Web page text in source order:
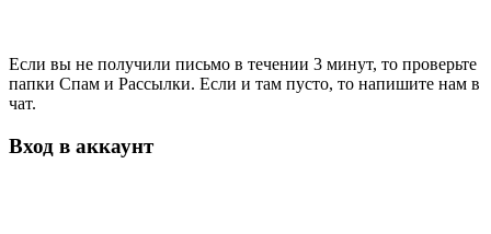
Если вы не получили письмо в течении 3 минут, то проверьте
папки Спам и Рассылки. Если и там пусто, то напишите нам в
чат.
Вход в аккаунт